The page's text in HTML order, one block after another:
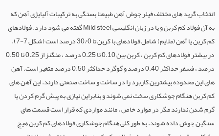
انتخاب گرید های مختلف فیلر جوش آهن طبیعتا بستگی به ترکیبات آلیایژی آهن که
به آن فولاد کم کربن و یا در زبان انگلیسی Mild steel گفته می شود دارد. فولادهای
کم کربن یا آهن (ملایم) شامل فولادهای با کربن تا 30/0 درصد است (شکل 7-7).
در بیشتر فولادهای کم کربن ، کربن بین 0.10 تا 0.25 درصد ، منگنز از 0.25 تا 0.50
درصد ، فسفر حداکثر 0.40 درصد و گوگرد حداکثر 0.50 درصد متغیر است. آهن
های این محدوده بیشترین کاربرد را در ساخت و ساخت صنعتی دارند. این آهن های
کم کربن هنگام جوشکاری سخت نمی شوند و بنابراین نیازی به پیش گرم کردن یا
گرم شدن ندارند مگر در موارد خاص ، مانند مواردی که قرار است قسمت های
سنگین جوش داده شوند. به طور کلی هنگام جوشکاری فولادهای کم کربن هیچ